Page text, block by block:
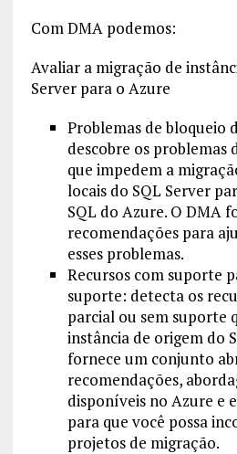
Com DMA podemos:
Avaliar a migração de
Server para o Azure
Problemas de bloqueio
descobre os problemas
que impedem a
locais do SQL Server
SQL do Azure. O DMA
recomendações para
esses problemas.
Recursos com suporte
suporte: detecta os
parcial ou sem suporte
instância de origem do
fornece um conjunto
recomendações,
disponíveis no Azure e
para que você possa
projetos de migração.